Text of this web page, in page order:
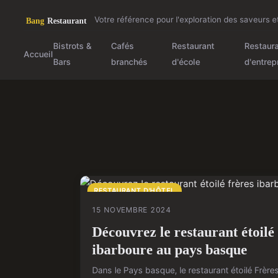
Votre référence pour l'exploration des saveurs
Accueil
Bistrots &
Bars
Cafés
branchés
Restaurant
d'école
RESTAURANT D'HÔTEL
15 NOVEMBRE 2024
Découvrez le restaurant
ibarboure au pays basque
Dans le Pays basque, le restaurant étoilé